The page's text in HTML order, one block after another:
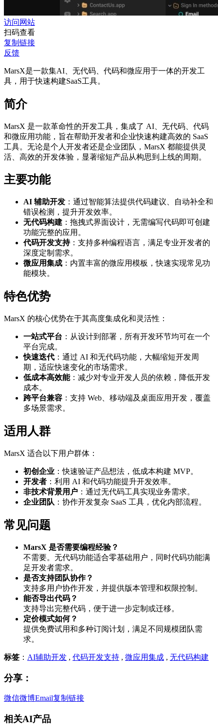
访问网站
扫码查看
复制链接
反馈
MarsX是一款集AI、无代码、代码和微应用于一体的开发工
具，用于快速构建SaaS工具。
简介
MarsX 是一款革命性的开发工具，集成了 AI、无代码、代码
和微应用功能，旨在帮助开发者和企业快速构建高效的 SaaS
工具。无论是个人开发者还是企业团队，MarsX 都能提供灵
活、高效的开发体验，显著缩短产品从构思到上线的周期。
主要功能
AI 辅助开发 ：通过智能算法提供代码建议、自动补全和
错误检测，提升开发效率。
无代码构建 ：拖拽式界面设计，无需编写代码即可创建
功能完整的应用。
代码开发支持：支持多种编程语言，满足专业开发者的
深度定制需求。
微应用集成 ：内置丰富的微应用模板，快速实现常见功
能模块。
特色优势
MarsX 的核心优势在于其高度集成化和灵活性：
一站式平台 ：从设计到部署，所有开发环节均可在一个
平台完成。
快速迭代 ：通过 AI 和无代码功能，大幅缩短开发周
期，适应快速变化的市场需求。
低成本高效能：减少对专业开发人员的依赖，降低开发
成本。
跨平台兼容 ：支持 Web、移动端及桌面应用开发，覆盖
多场景需求。
适用人群
MarsX 适合以下用户群体：
初创企业 ：快速验证产品想法，低成本构建 MVP。
开发者 ：利用 AI 和代码功能提升开发效率。
非技术背景用户 ：通过无代码工具实现业务需求。
企业团队 ：协作开发复杂 SaaS 工具，优化内部流程。
常见问题
MarsX 是否需要编程经验？
不需要。无代码功能适合零基础用户，同时代码功能满
足开发者需求。
是否支持团队协作？
支持多用户协作开发，并提供版本管理和权限控制。
能否导出代码？
支持导出完整代码，便于进一步定制或迁移。
定价模式如何？
提供免费试用和多种订阅计划，满足不同规模团队需
求。
标签 ： AI辅助开发 , 代码开发支持 , 微应用集成 , 无代码构建
分享：
微信微博Email复制链接
相关AI产品